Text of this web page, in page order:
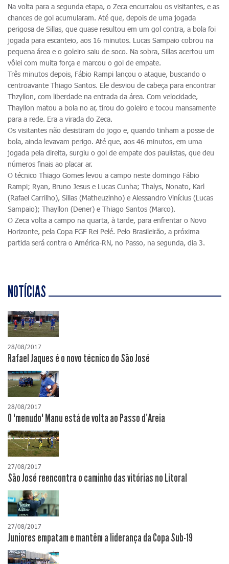
Na volta para a segunda etapa, o Zeca encurralou os visitantes, e as
chances de gol acumularam. Até que, depois de uma jogada
perigosa de Sillas, que quase resultou em um gol contra, a bola foi
jogada para escanteio, aos 16 minutos. Lucas Sampaio cobrou na
pequena área e o goleiro saiu de soco. Na sobra, Sillas acertou um
vôlei com muita força e marcou o gol de empate.
Três minutos depois, Fábio Rampi lançou o ataque, buscando o
centroavante Thiago Santos. Ele desviou de cabeça para encontrar
Thzyllon, com liberdade na entrada da área. Com velocidade,
Thayllon matou a bola no ar, tirou do goleiro e tocou mansamente
para a rede. Era a virada do Zeca.
Os visitantes não desistiram do jogo e, quando tinham a posse de
bola, ainda levavam perigo. Até que, aos 46 minutos, em uma
jogada pela direita, surgiu o gol de empate dos paulistas, que deu
números finais ao placar ar.
O técnico Thiago Gomes levou a campo neste domingo Fábio
Rampi; Ryan, Bruno Jesus e Lucas Cunha; Thalys, Nonato, Karl
(Rafael Carrilho), Sillas (Matheuzinho) e Alessandro Vinícius (Lucas
Sampaio); Thayllon (Dener) e Thiago Santos (Marco).
O Zeca volta a campo na quarta, à tarde, para enfrentar o Novo
Horizonte, pela Copa FGF Rei Pelé. Pelo Brasileirão, a próxima
partida será contra o América-RN, no Passo, na segunda, dia 3.
NOTÍCIAS
28/08/2017
Rafael Jaques é o novo técnico do São José
28/08/2017
O "menudo" Manu está de volta ao Passo d'Areia
27/08/2017
São José reencontra o caminho das vitórias no Litoral
27/08/2017
Juniores empatam e mantêm a liderança da Copa Sub-19